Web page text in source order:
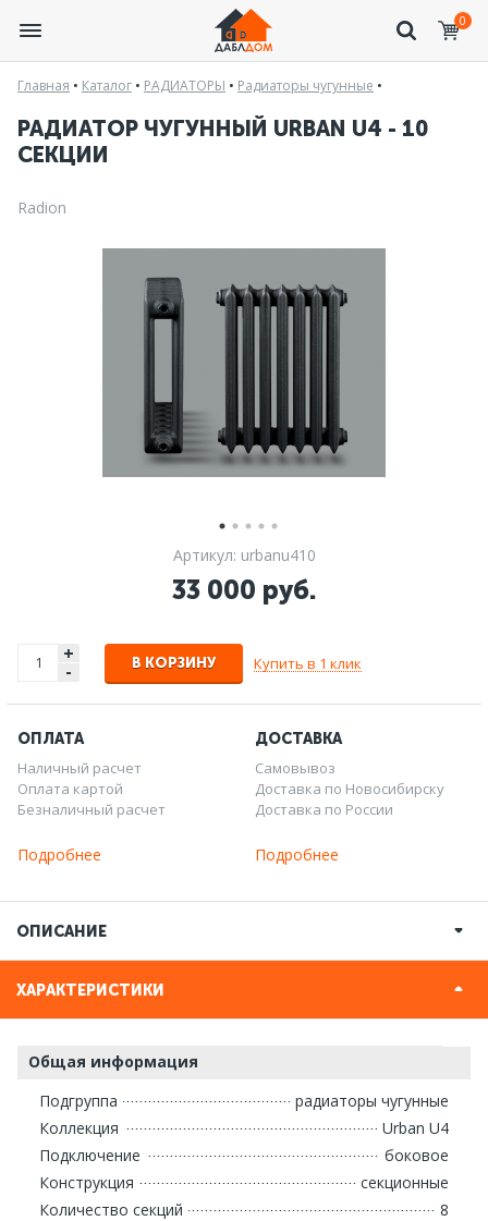
0
Главная • Каталог • РАДИАТОРЫ • Радиаторы чугунные •
РАДИАТОР ЧУГУННЫЙ URBAN U4 - 10
СЕКЦИИ
Radion
Артикул: urbanu410
33 000 руб.
+
- В КОРЗИНУ Купить в 1 клик
ОПЛАТА
Наличный расчет
Оплата картой
Безналичный расчет
Подробнее
ДОСТАВКА
Самовывоз
Доставка по Новосибирску
Доставка по России
Подробнее
ОПИСАНИЕ
ХАРАКТЕРИСТИКИ
Общая информация
Подгруппа
радиаторы чугунные
Коллекция
Urban U4
Подключение
боковое
Конструкция
секционные
Количество секций
8